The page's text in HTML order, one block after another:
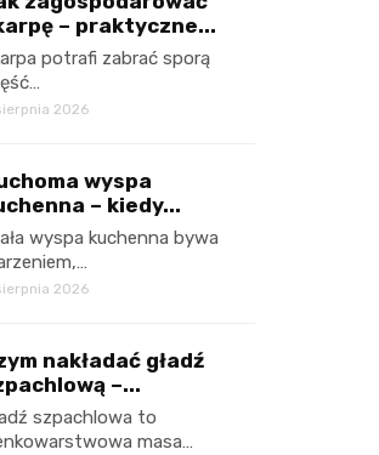
– praktyczne...
potrafi zabrać sporą
2026
wyspa
– kiedy...
wyspa kuchenna bywa
2026
nakładać gładź
–...
szpachlowa to
masa…